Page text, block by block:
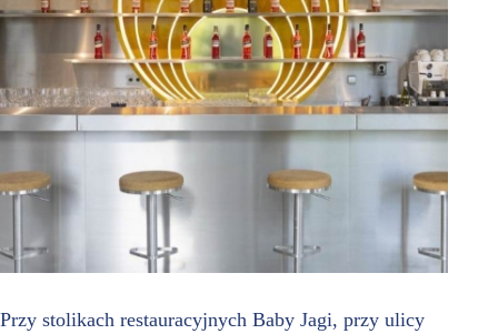
Przy stolikach restauracyjnych Baby Jagi, przy ulicy